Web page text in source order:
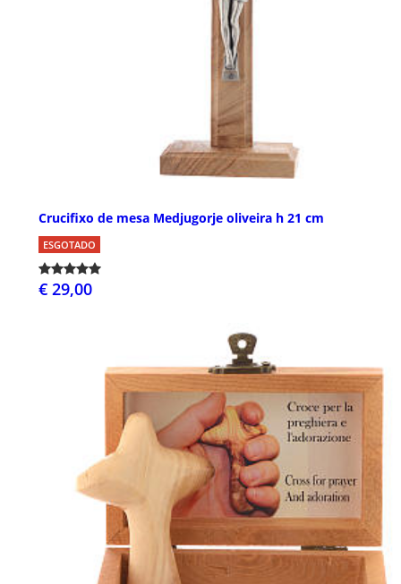
Crucifixo de mesa Medjugorje oliveira h 21 cm
ESGOTADO
€ 29,00